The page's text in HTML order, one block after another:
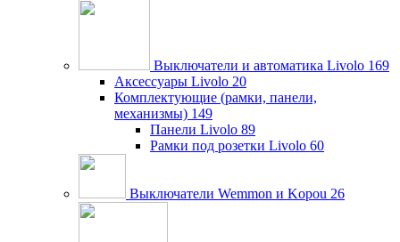
Выключатели и автоматика Livolo 169
Аксессуары Livolo 20
Комплектующие (рамки, панели,
механизмы) 149
Панели Livolo 89
Рамки под розетки Livolo 60
Выключатели Wemmon и Kopou 26